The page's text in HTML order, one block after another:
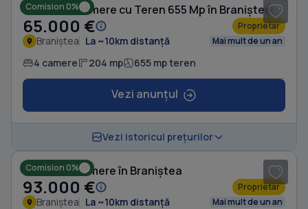
Comision 0%
Casă cu 4 camere cu Teren 655 Mp în Braniștea
65.000 € Proprietar
Braniștea La ~10km distanță Mai mult de un an
4 camere 204 mp 655 mp teren
Vezi anunțul
Vezi istoricul prețurilor
Comision 0%
Casă cu 3 camere în Braniștea
93.000 € Proprietar
Braniștea La ~10km distanță Mai mult de un an